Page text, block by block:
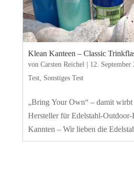
Klean Kanteen – Classic
von Carsten Reichel| 12. September
Test, Sonstiges Test
„Bring Your Own“ – damit
Hersteller für Edelstahl-
Kannten – Wir lieben die